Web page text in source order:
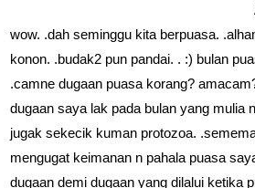
wow. .dah seminggu kita berpuasa.
konon. .budak2 pun pandai. . :) bulan
.camne dugaan puasa korang?
dugaan saya lak pada bulan yang mulia
jugak sekecik kuman protozoa.
mengugat keimanan n pahala puasa
dugaan demi dugaan yang dilalui ketika